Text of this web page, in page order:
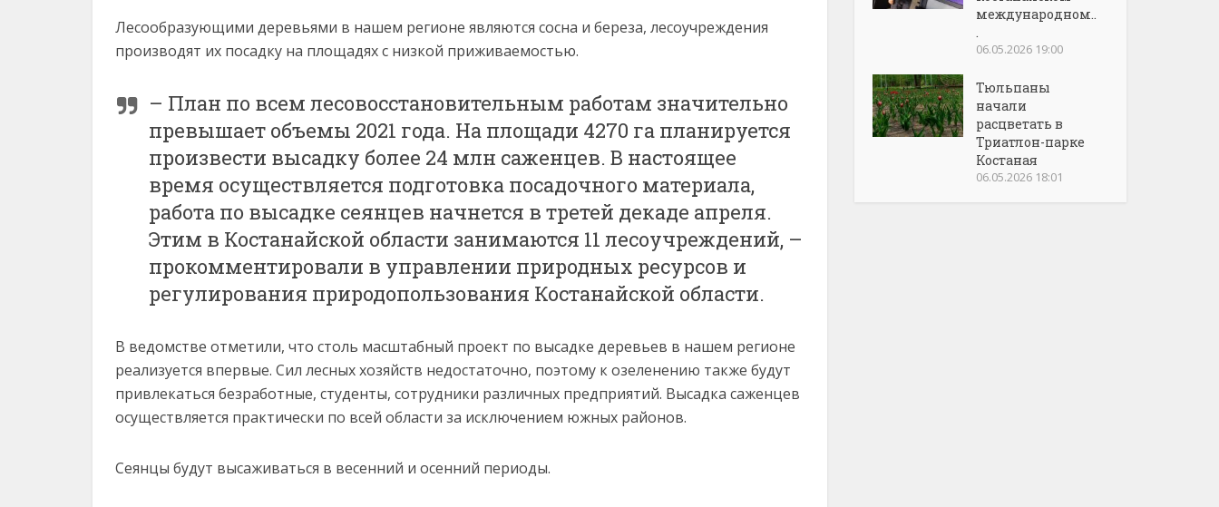
Лесообразующими деревьями в нашем регионе являются сосна и береза, лесоучреждения
производят их посадку на площадях с низкой приживаемостью.
– План по всем лесовосстановительным работам значительно
превышает объемы 2021 года. На площади 4270 га планируется
произвести высадку более 24 млн саженцев. В настоящее
время осуществляется подготовка посадочного материала,
работа по высадке сеянцев начнется в третей декаде апреля.
Этим в Костанайской области занимаются 11 лесоучреждений, –
прокомментировали в управлении природных ресурсов и
регулирования природопользования Костанайской области.
В ведомстве отметили, что столь масштабный проект по высадке деревьев в нашем регионе
реализуется впервые. Сил лесных хозяйств недостаточно, поэтому к озеленению также будут
привлекаться безработные, студенты, сотрудники различных предприятий. Высадка саженцев
осуществляется практически по всей области за исключением южных районов.
Сеянцы будут высаживаться в весенний и осенний периоды.
международном..
.
06.05.2026 19:00
Тюльпаны
начали
расцветать в
Триатлон-парке
Костаная
06.05.2026 18:01